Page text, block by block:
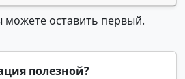
можете оставить первый.
полезной?